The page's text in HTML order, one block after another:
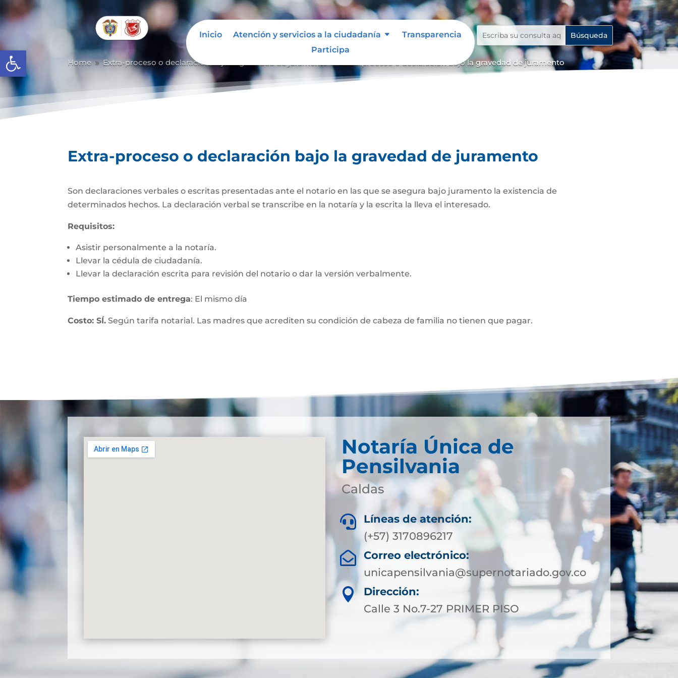
Abrir barra de herramientas
Inicio Atención y servicios a la ciudadanía
Transparencia
Participa
Home 9 Extra-proceso o declaración bajo la gravedad de juramento Extra-proceso o declaración bajo la gravedad de juramento
Extra-proceso o declaración bajo la gravedad de juramento
Son declaraciones verbales o escritas presentadas ante el notario en las que se asegura bajo juramento la existencia de
determinados hechos. La declaración verbal se transcribe en la notaría y la escrita la lleva el interesado.
Requisitos:
Asistir personalmente a la notaría.
Llevar la cédula de ciudadanía.
Llevar la declaración escrita para revisión del notario o dar la versión verbalmente.
Tiempo estimado de entrega: El mismo día
Costo: SÍ. Según tarifa notarial. Las madres que acrediten su condición de cabeza de familia no tienen que pagar.
Notaría Única de
Pensilvania
Caldas

Líneas de atención:
(+57) 3170896217

Correo electrónico:
unicapensilvania@supernotariado.gov.co

Dirección:
Calle 3 No.7-27 PRIMER PISO